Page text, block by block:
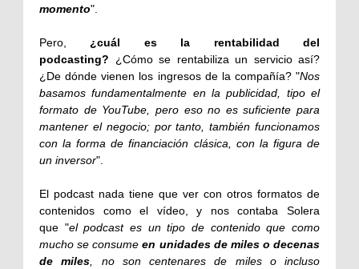
momento".
Pero,¿cuál es la rentabilidad del
podcasting? ¿Cómo se rentabiliza un servicio así?
¿De dónde vienen los ingresos de la compañía? "Nos
basamos fundamentalmente en la publicidad, tipo el
formato de YouTube, pero eso no es suficiente para
mantener el negocio; por tanto, también funcionamos
con la forma de financiación clásica, con la figura de
un inversor".
El podcast nada tiene que ver con otros formatos de
contenidos como el vídeo, y nos contaba Solera
que "el podcast es un tipo de contenido que como
mucho se consumeen unidades de miles o decenas
de miles, no son centenares de miles o incluso